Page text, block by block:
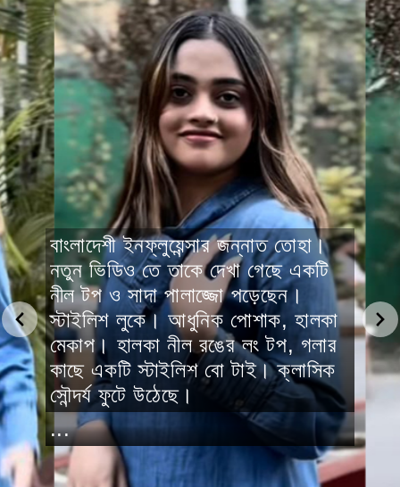
বাংলাদেশী ইনফ্লুয়েন্সার জন্নাত তোহা।
নতুন ভিডিও তে তাকে দেখা গেছে একটি
নীল টপ ও সাদা পালাজ্জো পড়েছেন।
স্টাইলিশ লুকে। আধুনিক পোশাক, হালকা
মেকাপ। হালকা নীল রঙের লং টপ, গলার
কাছে একটি স্টাইলিশ বো টাই। ক্লাসিক
সৌন্দর্য ফুটে উঠেছে।
...